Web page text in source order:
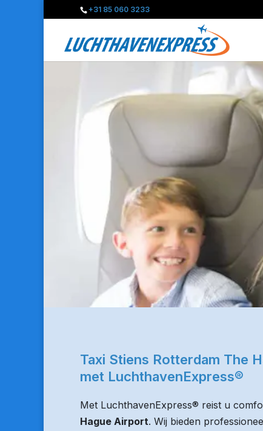
+31 85 060 3233
Taxi Stiens Rotterdam The
met LuchthavenExpress®
Met LuchthavenExpress® reist u
Hague Airport. Wij bieden